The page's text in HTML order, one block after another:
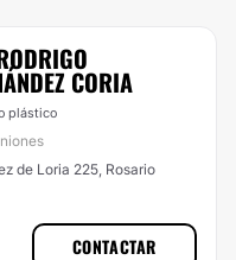
CORIA
plástico
de Loria 225, Rosario
CONTACTAR